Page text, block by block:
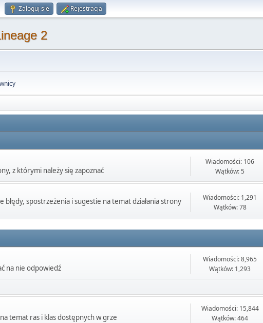
Zaloguj się Rejestracja
2
z którymi należy się zapoznać
Wiadomości: 106
Wątków: 5
błędy, spostrzeżenia i sugestie na temat działania strony
Wiadomości: 1,291
Wątków: 78
na nie odpowiedź
Wiadomości: 8,965
Wątków: 1,293
temat ras i klas dostępnych w grze
Wiadomości: 15,844
Wątków: 464